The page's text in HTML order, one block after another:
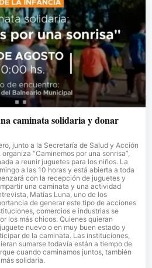
caminata solidaria y donar
junto a la Secretaría de Salud y Acción
“Caminemos por una sonrisa”,
a reunir juguetes para los niños. La
a las 10 horas y está abierta a toda
con la recepción de juguetes y
una caminata y una actividad
Matías Luna, uno de los
de generar este tipo de acciones
comercios e industrias se
los más chicos. Quienes quieran
nuevo o en muy buen estado y
de la caminata. Las instituciones,
sumarse todavía están a tiempo de
cuando caminamos juntos, también
solidaria.